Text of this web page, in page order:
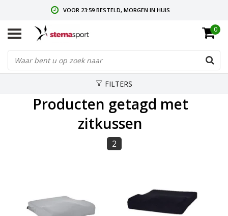
VOOR 23:59 BESTELD, MORGEN IN HUIS
GRATIS RETOURNEREN & RUILEN
0
FILTERS
Producten getagd met
zitkussen
2